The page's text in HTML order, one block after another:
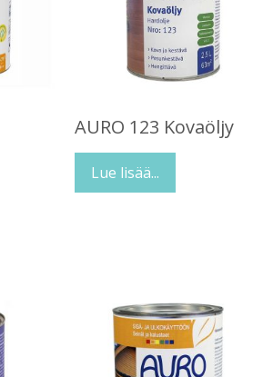
AURO 123 Kovaöljy
Lue lisää...